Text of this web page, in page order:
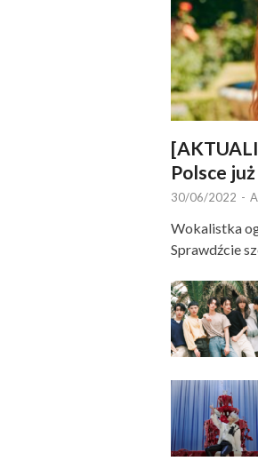
Polsce
30/06/2022 -
Wokalistka
Sprawdźcie